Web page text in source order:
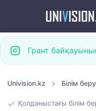
Грант
Univision.kz Білім
Қолданыстағы білім